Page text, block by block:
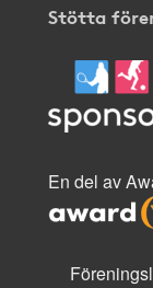
Stötta
En del av